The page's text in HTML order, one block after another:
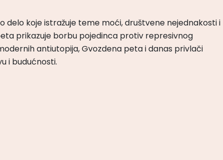
delo koje istražuje teme moći, društvene nejednakosti i
prikazuje borbu pojedinca protiv represivnog
antiutopija, Gvozdena peta i danas privlači
i budućnosti.